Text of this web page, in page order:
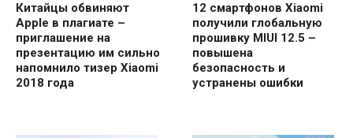
Китайцы обвиняют
Apple в плагиате –
приглашение на
презентацию им сильно
напомнило тизер Xiaomi
2018 года
12 смартфонов Xiaomi
получили глобальную
прошивку MIUI 12.5 –
повышена
безопасность и
устранены ошибки